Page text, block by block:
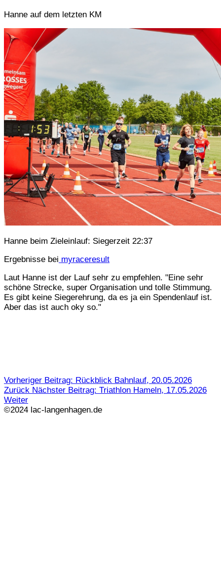
Hanne auf dem letzten KM
Hanne beim Zieleinlauf: Siegerzeit 22:37
Ergebnisse bei myraceresult
Laut Hanne ist der Lauf sehr zu empfehlen. "Eine sehr
schöne Strecke, super Organisation und tolle Stimmung.
Es gibt keine Siegerehrung, da es ja ein Spendenlauf ist.
Aber das ist auch oky so."
Vorheriger Beitrag: Rückblick Bahnlauf, 20.05.2026
Zurück Nächster Beitrag: Triathlon Hameln, 17.05.2026
Weiter
©2024 lac-langenhagen.de